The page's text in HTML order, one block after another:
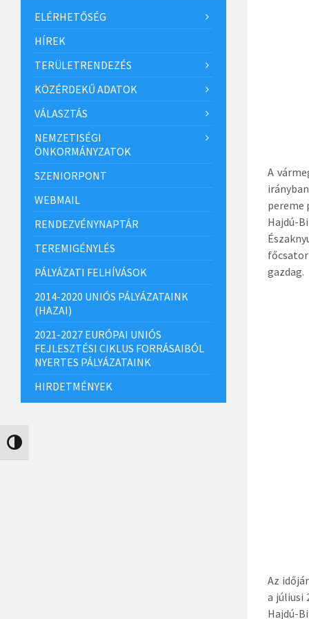
Nagy kontraszt váltása
A
pereme
Hajdú-
gazdag.
Az
a júliusi
Hajdú-
ELÉRHETŐSÉG
HÍREK
TERÜLETRENDEZÉS
KÖZÉRDEKŰ ADATOK
VÁLASZTÁS
NEMZETISÉGI
ÖNKORMÁNYZATOK
SZENIORPONT
WEBMAIL
RENDEZVÉNYNAPTÁR
TEREMIGÉNYLÉS
PÁLYÁZATI FELHÍVÁSOK
2014-2020 UNIÓS PÁLYÁZATAINK
(HAZAI)
2021-2027 EURÓPAI UNIÓS
FEJLESZTÉSI CIKLUS FORRÁSAIBÓL
NYERTES PÁLYÁZATAINK
HIRDETMÉNYEK